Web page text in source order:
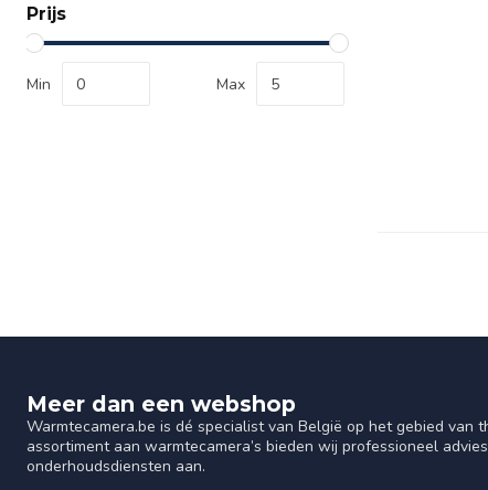
Prijs
Min Max
Meer dan een webshop
Warmtecamera.be is dé specialist van België op het gebied van
assortiment aan warmtecamera’s bieden wij professioneel
onderhoudsdiensten aan.